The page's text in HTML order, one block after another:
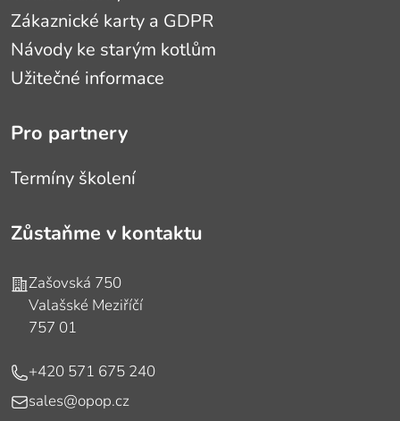
Zákaznické karty a GDPR
Návody ke starým kotlům
Užitečné informace
Pro partnery
Termíny školení
Zůstaňme v kontaktu
Adresa
Zašovská 750
Valašské Meziříčí
757 01
Telefon
+420 571 675 240
E-mail
sales@opop.cz